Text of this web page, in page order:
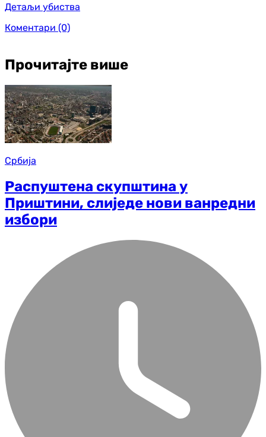
Детаљи убиства
Коментари (0)
Прочитајте више
Србија
Распуштена скупштина у
Приштини, слиједе нови ванредни
избори